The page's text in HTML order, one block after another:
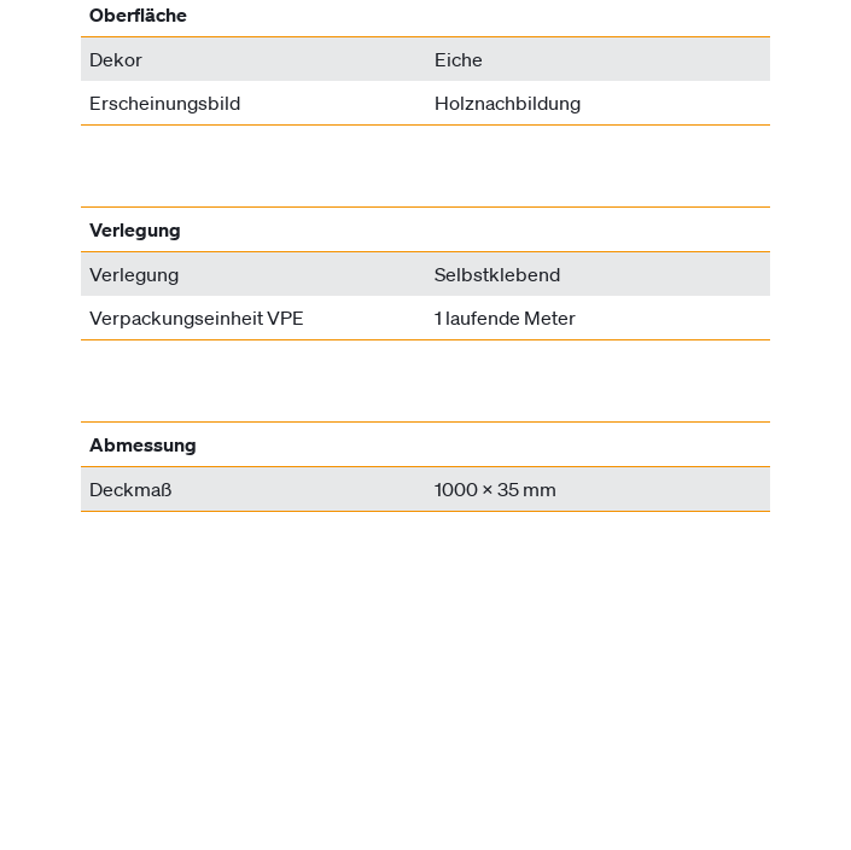
Oberfläche
Dekor
Eiche
Erscheinungsbild
Holznachbildung
Verlegung
Verlegung
Selbstklebend
Verpackungseinheit VPE
1 laufende Meter
Abmessung
Deckmaß
1000 x 35 mm